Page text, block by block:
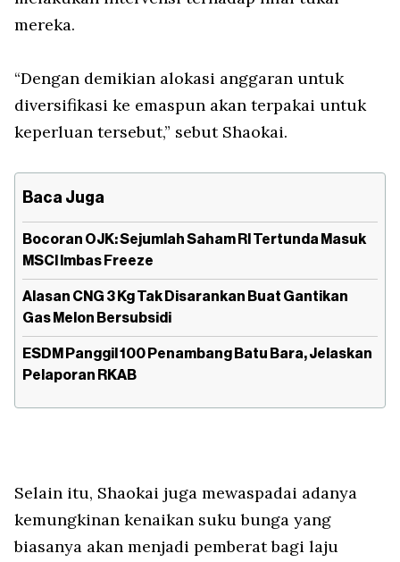
mereka.
“Dengan demikian alokasi anggaran untuk
diversifikasi ke emaspun akan terpakai untuk
keperluan tersebut,” sebut Shaokai.
Baca Juga
Bocoran OJK: Sejumlah Saham RI Tertunda Masuk
MSCI Imbas Freeze
Alasan CNG 3 Kg Tak Disarankan Buat Gantikan
Gas Melon Bersubsidi
ESDM Panggil 100 Penambang Batu Bara, Jelaskan
Pelaporan RKAB
Selain itu, Shaokai juga mewaspadai adanya
kemungkinan kenaikan suku bunga yang
biasanya akan menjadi pemberat bagi laju